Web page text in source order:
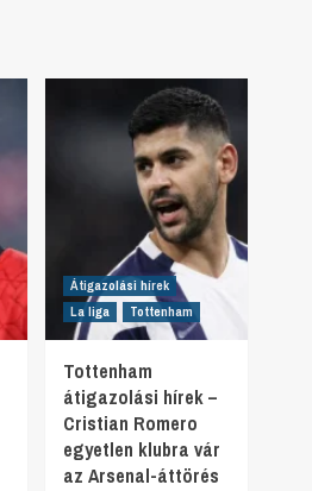
Átigazolási hírek
La liga
Tottenham
Tottenham
átigazolási hírek –
Cristian Romero
egyetlen klubra vár
az Arsenal-áttörés